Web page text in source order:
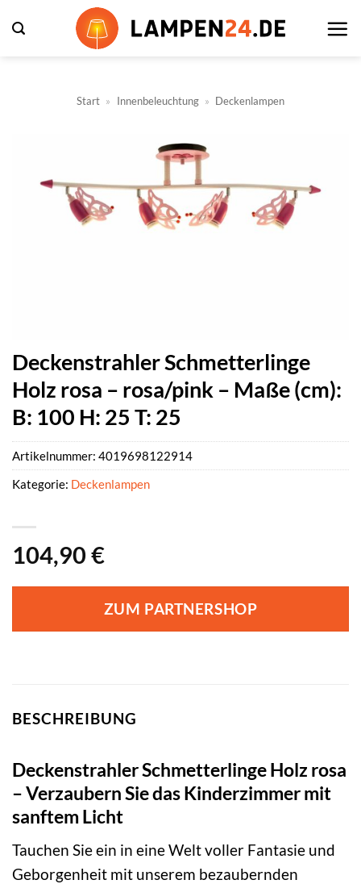
Inhalt
Start » Innenbeleuchtung » Deckenlampen
Deckenstrahler Schmetterlinge
Holz rosa – rosa/pink – Maße (cm):
B: 100 H: 25 T: 25
104,90 €
ZUM PARTNERSHOP
Artikelnummer: 4019698122914
Kategorie: Deckenlampen
BESCHREIBUNG
Deckenstrahler Schmetterlinge Holz rosa
– Verzaubern Sie das Kinderzimmer mit
sanftem Licht
Tauchen Sie ein in eine Welt voller Fantasie und
Geborgenheit mit unserem bezaubernden